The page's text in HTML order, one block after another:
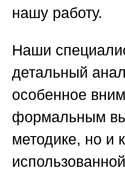
нашу работу.
Наши
детальный
особенное
формальным
методике, но и